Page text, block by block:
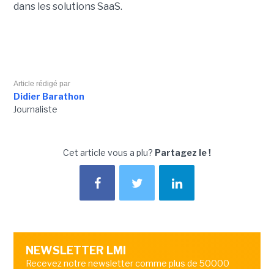
dans les solutions SaaS.
Article rédigé par
Didier Barathon
Journaliste
Cet article vous a plu? Partagez le !
NEWSLETTER LMI
Recevez notre newsletter comme plus de 50000